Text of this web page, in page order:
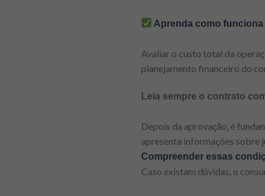
Aprenda como
Avaliar o custo total da
planejamento financeiro do
Leia sempre o contrato
Depois da aprovação, é
apresenta informações sobre
Compreender essas
Caso existam dúvidas, o